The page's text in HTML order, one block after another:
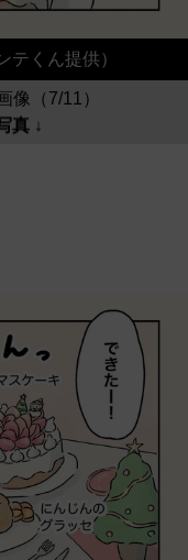
テくん提供）
像（7/11）
真 ↓